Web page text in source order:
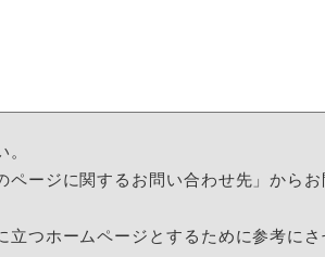
ージに関するお問い合わせ先」から
つホームページとするために参考に